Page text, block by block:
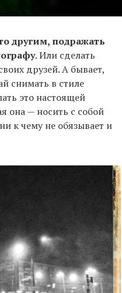
другим, подражать
. Или сделать
друзей. А бывает,
снимать в стиле
это настоящей
она — носить с собой
к чему не обязывает и